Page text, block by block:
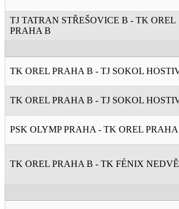
TJ TATRAN STŘEŠOVICE B - TK OREL
PRAHA B
TK OREL PRAHA B - TJ SOKOL
TK OREL PRAHA B - TJ SOKOL
PSK OLYMP PRAHA - TK OREL
TK OREL PRAHA B - TK FÉNIX